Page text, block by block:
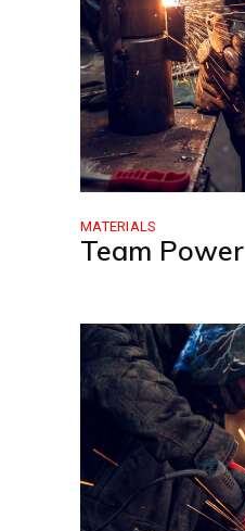
MATERIALS
Team Power